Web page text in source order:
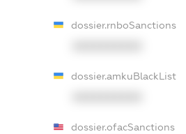
dossier.rnboSanctions
dossier.amkuBlackList
dossier.ofacSanctions